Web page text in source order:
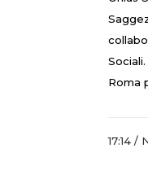
Roma
17:14 /